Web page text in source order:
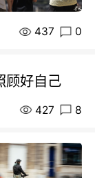
437 0
顾好自己
427 8